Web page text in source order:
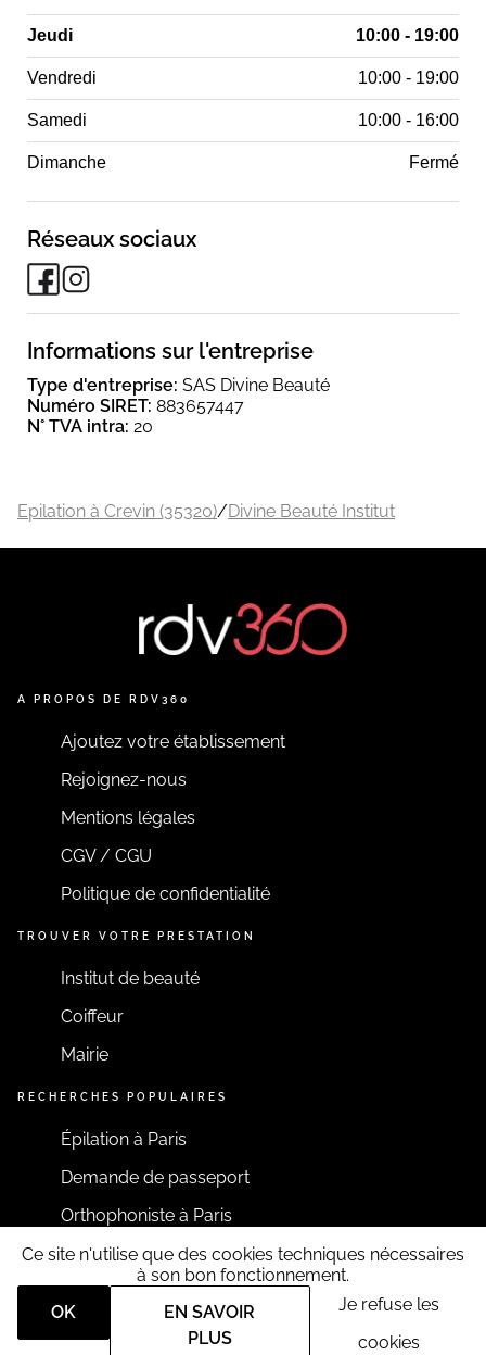
Jeudi 10:00 - 19:00
Vendredi 10:00 - 19:00
Samedi 10:00 - 16:00
Dimanche Fermé
Réseaux sociaux
Informations sur l'entreprise
Type d'entreprise: SAS Divine Beauté
Numéro SIRET: 883657447
N° TVA intra: 20
Epilation à Crevin (35320)/Divine Beauté Institut
A PROPOS DE RDV360
Ajoutez votre établissement
Rejoignez-nous
Mentions légales
CGV / CGU
Politique de confidentialité
TROUVER VOTRE PRESTATION
Institut de beauté
Coiffeur
Mairie
RECHERCHES POPULAIRES
Épilation à Paris
Demande de passeport
Orthophoniste à Paris
RESTONS CONNECTÉS
Ce site n'utilise que des cookies techniques nécessaires
à son bon fonctionnement.
OK
EN SAVOIR
PLUS
Je refuse les
cookies